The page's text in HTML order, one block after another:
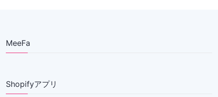
MeeFa
Shopifyアプリ